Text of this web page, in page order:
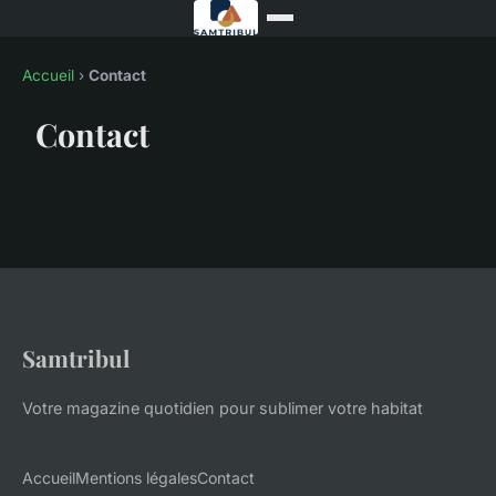
Accueil › Contact
Contact
Samtribul
Votre magazine quotidien pour sublimer votre habitat
AccueilMentions légalesContact